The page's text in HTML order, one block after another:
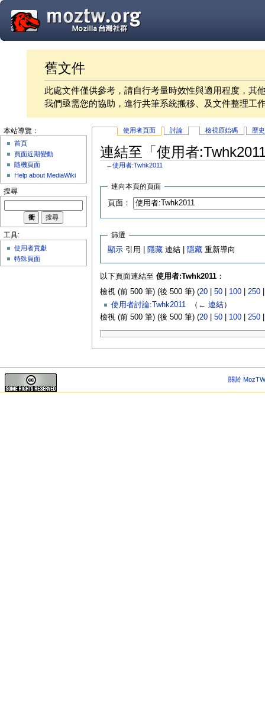
舊文件
此處文件僅供參考，請自行考量時效性與適用程度，其
我們亟需您的協助，進行共筆系統搬移、及文件整理工
使用者頁面 討論 檢視原始碼 歷
連結至「使用者
←使用者:Twhk2011
連向本頁的頁面
頁面：
篩選
顯示 引用 | 隱藏 連結 | 隱藏 重新導向
以下頁面連結至 使用者:Twhk2011：
檢視 (前 500 筆) (後 500 筆) (20| 50| 100| 250
使用者討論:Twhk2011‎ （ ← 連結）
檢視 (前 500 筆) (後 500 筆) (20| 50| 100| 250
本站導覽：
首頁
頁面近期變動
隨機頁面
Help about MediaWiki
搜尋
工具:
使用者貢獻
特殊頁面
關於